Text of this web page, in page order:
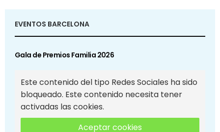
EVENTOS BARCELONA
Gala de Premios Familia 2026
Este contenido del tipo Redes Sociales ha sido
bloqueado. Este contenido necesita tener
activadas las cookies.
Aceptar cookies